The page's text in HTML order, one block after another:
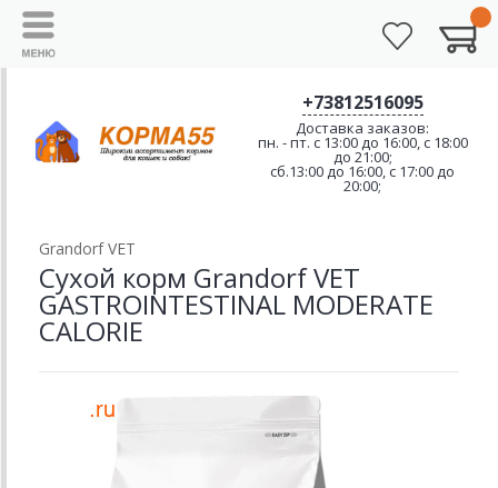
+73812516095
Доставка заказов:
пн. - пт. с 13:00 до 16:00, с 18:00
до 21:00;
сб.13:00 до 16:00, с 17:00 до
20:00;
Grandorf VET
Сухой корм Grandorf VET
GASTROINTESTINAL MODERATE
CALORIE